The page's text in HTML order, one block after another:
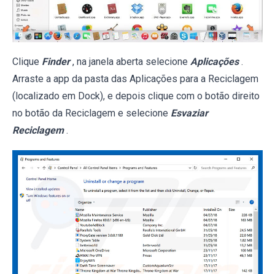
Clique Finder , na janela aberta selecione Aplicações .
Arraste a app da pasta das Aplicações para a Reciclagem
(localizado em Dock), e depois clique com o botão direito
no botão da Reciclagem e selecione Esvaziar
Reciclagem .